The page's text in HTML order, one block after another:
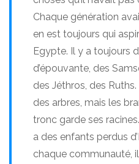
Chaque génération
en est toujours qui
Egypte. Il y a toujours
d’épouvante, des
des Jéthros, des
des arbres, mais les
tronc garde ses
a des enfants perdus
chaque communauté,